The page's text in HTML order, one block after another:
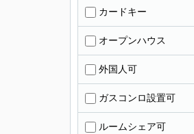
カードキー
オープンハウス
外国人可
ガスコンロ設置可
ルームシェア可